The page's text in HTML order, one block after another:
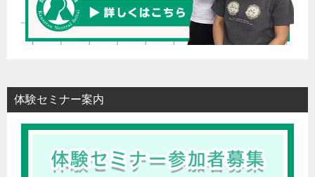
体験セミナー案内